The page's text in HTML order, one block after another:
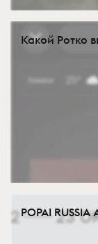
Какой Ротко
POPAI